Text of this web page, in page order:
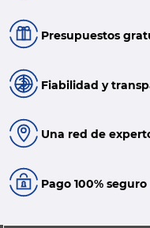
Presupuestos
Fiabilidad y
Una red de
Pago 100% seguro